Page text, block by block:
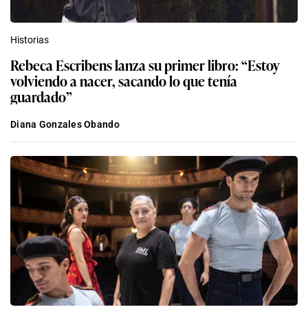
Historias
Rebeca Escribens lanza su primer libro: “Estoy
volviendo a nacer, sacando lo que tenía
guardado”
Diana Gonzales Obando